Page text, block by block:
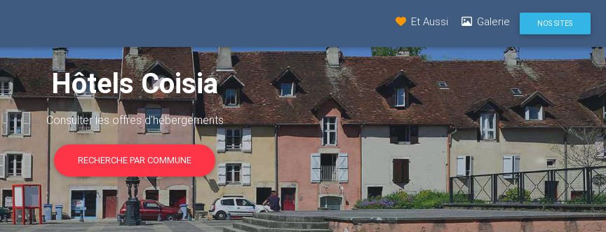
Et Aussi Galerie NOS SITES
Hôtels Coisia
Consulter les offres d'hébergements
RECHERCHE PAR COMMUNE